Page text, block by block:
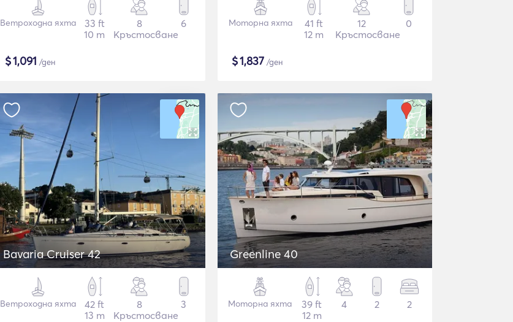
Ветроходна яхта
33 ft
10 m
8
Кръстосване
6
$1,091 /ден
Моторна яхта
41 ft
12 m
12
Кръстосване
0
$1,837 /ден
Bavaria Cruiser 42
Ветроходна яхта
42 ft
13 m
8
Кръстосване
3
Greenline 40
Моторна яхта
39 ft
12 m
4 2 2